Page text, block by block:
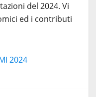
del 2024. Vi
ed i contributi
2024